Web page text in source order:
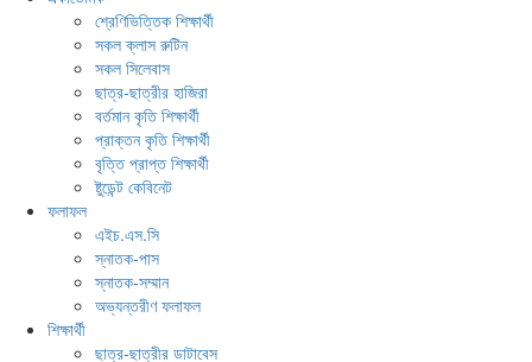
শ্রেণিভিত্তিক শিক্ষার্থী
সকল ক্লাস রুটিন
সকল সিলেবাস
ছাত্র-ছাত্রীর হাজিরা
বর্তমান কৃতি শিক্ষার্থী
প্রাক্তন কৃতি শিক্ষার্থী
বৃত্তি প্রাপ্ত শিক্ষার্থী
ষ্টুডেন্ট কেবিনেট
ফলাফল
এইচ.এস.সি
স্নাতক-পাস
স্নাতক-সম্মান
অভ্যন্তরীণ ফলাফল
শিক্ষার্থী
ছাত্র-ছাত্রীর ডাটাবেস